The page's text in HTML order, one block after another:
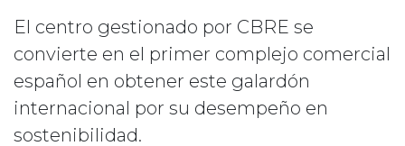
El centro gestionado por CBRE se
convierte en el primer complejo comercial
español en obtener este galardón
internacional por su desempeño en
sostenibilidad.